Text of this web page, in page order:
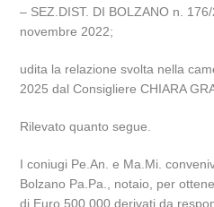
– SEZ.DIST. DI BOLZANO n.
novembre 2022;
udita la relazione svolta nella
2025 dal Consigliere CHIARA
Rilevato quanto segue.
I coniugi Pe.An. e Ma.Mi.
Bolzano Pa.Pa., notaio, per
di Euro 500.000 derivati da